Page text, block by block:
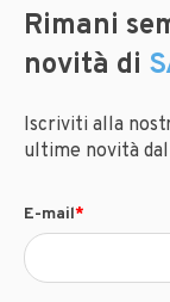
Rimani
novità di
Iscriviti alla
ultime novità
E-mail*